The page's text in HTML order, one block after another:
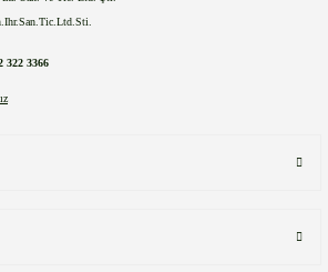
322 3366